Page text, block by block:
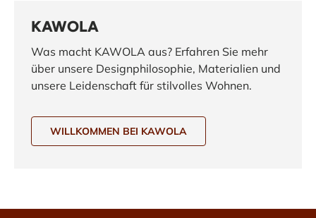
KAWOLA
Was macht KAWOLA aus? Erfahren Sie mehr
über unsere Designphilosophie, Materialien und
unsere Leidenschaft für stilvolles Wohnen.
WILLKOMMEN BEI KAWOLA